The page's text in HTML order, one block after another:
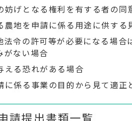
妨げとなる権利を有する者の同
地を申請に係る用途に供する
法令の許可等が必要になる場
がない場合
える恐れがある場合
に係る事業の目的から見て適正
請提出書類一覧